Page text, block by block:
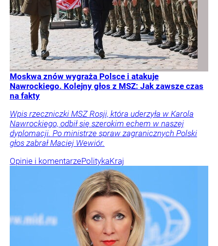
Moskwa znów wygraża Polsce i atakuje
Nawrockiego. Kolejny głos z MSZ: Jak zawsze czas
na fakty
Wpis rzeczniczki MSZ Rosji, która uderzyła w Karola
Nawrockiego, odbił się szerokim echem w naszej
dyplomacji. Po ministrze spraw zagranicznych Polski
głos zabrał Maciej Wewiór.
Opinie i komentarzePolitykaKraj